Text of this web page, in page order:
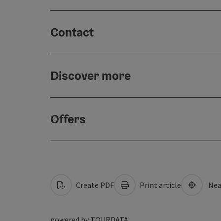
Contact
Discover more
Offers
Create PDF Print article